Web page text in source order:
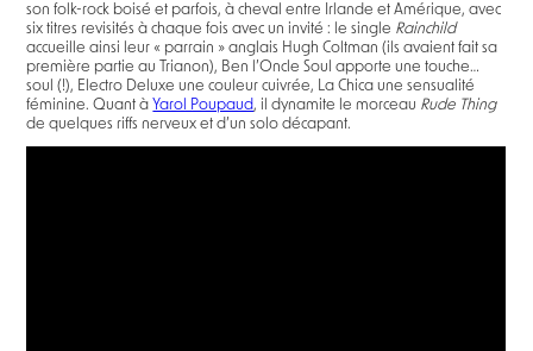
son folk-rock boisé et parfois, à cheval entre Irlande et Amérique, avec
six titres revisités à chaque fois avec un invité : le single Rainchild
accueille ainsi leur « parrain » anglais Hugh Coltman (ils avaient fait sa
première partie au Trianon), Ben l’Oncle Soul apporte une touche…
soul (!), Electro Deluxe une couleur cuivrée, La Chica une sensualité
féminine. Quant à Yarol Poupaud, il dynamite le morceau Rude Thing
de quelques riffs nerveux et d’un solo décapant.